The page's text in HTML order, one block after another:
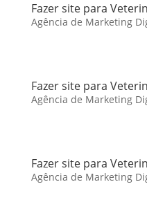
Fazer site para
Agência de Marketing
Fazer site para
Agência de Marketing
Fazer site para
Agência de Marketing